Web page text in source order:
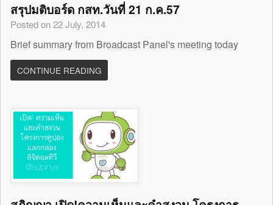
สรุปมติบอร์ด กสท.วันที่ 21 ก.ค.57
Posted on 22 July, 2014
Brief summary from Broadcast Panel's meeting today
CONTINUE READING